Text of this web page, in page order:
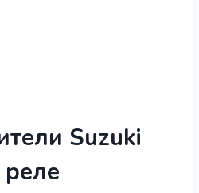
Suzuki